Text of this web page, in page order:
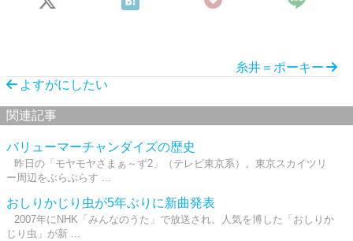
糸井＝ポーキー
よすがにしたい
関連記事
バリューマーチャンダイズの歴史
昨日の「モヤモヤさまぁ～ず2」（テレビ東京系）。東京スカイツリ
ー周辺をぶらぶらす ...
おしりかじり虫が5年ぶりに新曲発表
2007年にNHK「みんなのうた」で放送され、人気を博した「おしりか
じり虫」が新 ...